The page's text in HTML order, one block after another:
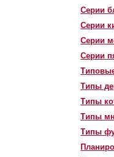
Серии
Серии
Серии
Серии
Типы
Типы
Типы
Типы